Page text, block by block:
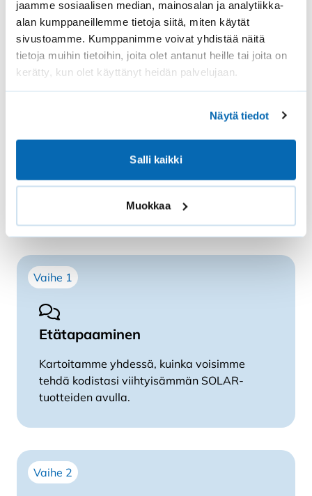
jaamme sosiaalisen median, mainosalan ja analytiikka-
alan kumppaneillemme tietoja siitä, miten käytät
sivustoamme. Kumppanimme voivat yhdistää näitä
tietoja muihin tietoihin, joita olet antanut heille tai joita on
kerätty, kun olet käyttänyt heidän palvelujaan.
Näytä tiedot
Salli kaikki
Muokkaa
pintaan.
Tilaa nyt
Asiantuntija apuna tilauksessa
asiantuntijamme auttaa sinua tuotevalinnoissa sekä
opastaa tarkkojen mittojen ottamisessa.
Vaihe 1
Etätapaaminen
Kartoitamme yhdessä, kuinka voisimme
tehdä kodistasi viihtyisämmän SOLAR-
tuotteiden avulla.
Vaihe 2